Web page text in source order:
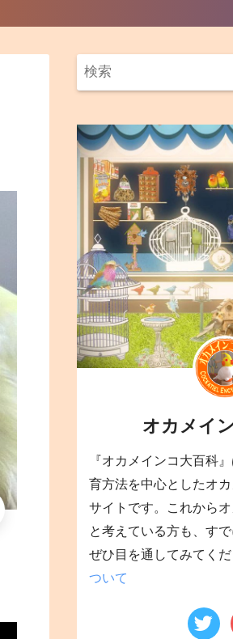
オカメイ
『オカメインコ大百科
育方法を中心としたオ
サイトです。これから
と考えている方も、す
ぜひ目を通してみてく
ついて